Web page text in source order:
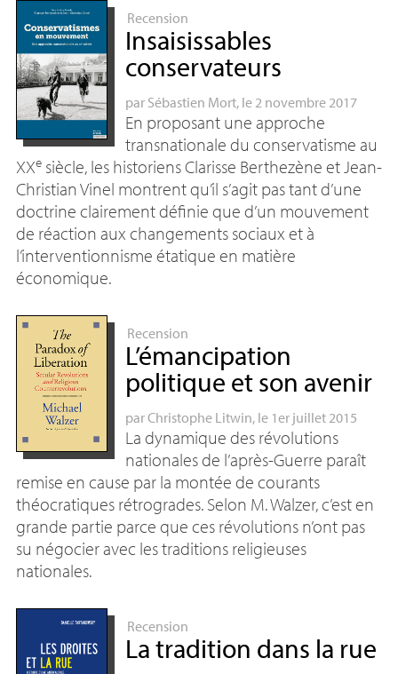
Recension
Insaisissables
conservateurs
par Sébastien Mort, le 2 novembre 2017
En proposant une approche
transnationale du conservatisme au
XXesiècle, les historiens Clarisse Berthezène et Jean-
Christian Vinel montrent qu’il s’agit pas tant d’une
doctrine clairement définie que d’un mouvement
de réaction aux changements sociaux et à
l’interventionnisme étatique en matière
économique.
Recension
L’émancipation
politique et son avenir
parChristophe Litwin, le 1er juillet 2015
La dynamique des révolutions
nationales de l’après-Guerre paraît
remise en cause par la montée de courants
théocratiques rétrogrades. Selon M. Walzer, c’est en
grande partie parce que ces révolutions n’ont pas
su négocier avec les traditions religieuses
nationales.
Recension
La tradition dans la rue